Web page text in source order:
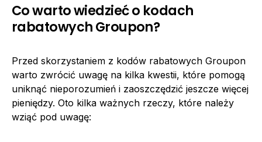
Co warto wiedzieć o kodach
rabatowych Groupon?
Przed skorzystaniem z kodów rabatowych Groupon
warto zwrócić uwagę na kilka kwestii, które pomogą
uniknąć nieporozumień i zaoszczędzić jeszcze więcej
pieniędzy. Oto kilka ważnych rzeczy, które należy
wziąć pod uwagę: